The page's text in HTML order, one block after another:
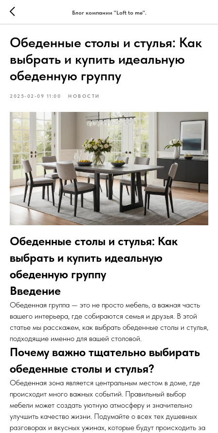
Блог компании "Loft to me".
Обеденные столы и стулья: Как
выбрать и купить идеальную
обеденную группу
2025-02-09 11:00 НОВОСТИ
Обеденные столы и стулья: Как
выбрать и купить идеальную
обеденную группу
Введение
Обеденная группа — это не просто мебель, а важная часть
вашего интерьера, где собираются семья и друзья. В этой
статье мы расскажем, как выбрать обеденные столы и стулья,
подходящие именно для вашей столовой.
Почему важно тщательно выбирать
обеденные столы и стулья?
Обеденная зона является центральным местом в доме, где
происходит много важных событий. Правильный выбор
мебели может создать уютную атмосферу и значительно
улучшить качество жизни. Подумайте о всех тех душевных
разговорах и вкусных ужинах, которые будут происходить за